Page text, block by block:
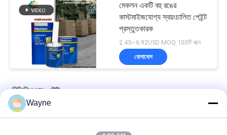
মেকলন একটি বহু রঙের
কাস্টমাইজযোগ্য স্বয়ংচালিত পেইন্ট
প্রস্তুতকারক
2.45~6.92USD MOQ:100টি বাক্স
যোগাযোগ
রিফিনিশ কার পেইন্ট
Wayne